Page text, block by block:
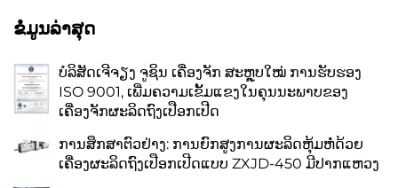
ຂໍໍ່ມູນລ່າສຸດ
ບໍລິສັດເຈີຈຽງ ຈູຊິນ ເຄື່ອງຈັກ ສະຫຼຸບໃໝ່ ການຮັບຮອງ
ISO 9001, ເພີ່ມຄວາມເຂັ້ມແຂງໃນຄຸນນະພາບຂອງ
ເຄື່ອງຈັກຜະລິດຖົງເປືອກເປີດ
ການສຶກສາຕົວຢ່າງ: ການຍົກສູງການຜະລິດຫຸ້ມຫໍ່ດ້ວຍ
ເຄື່ອງຜະລິດຖົງເປືອກເປີດແບບ ZXJD-450 ມີປາກແຫວງ